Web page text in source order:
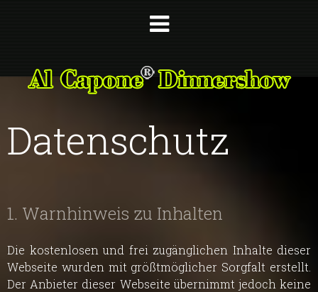
Datenschutz
1. Warnhinweis zu Inhalten
Die kostenlosen und frei zugänglichen Inhalte dieser
Webseite wurden mit größtmöglicher Sorgfalt erstellt.
Der Anbieter dieser Webseite übernimmt jedoch keine